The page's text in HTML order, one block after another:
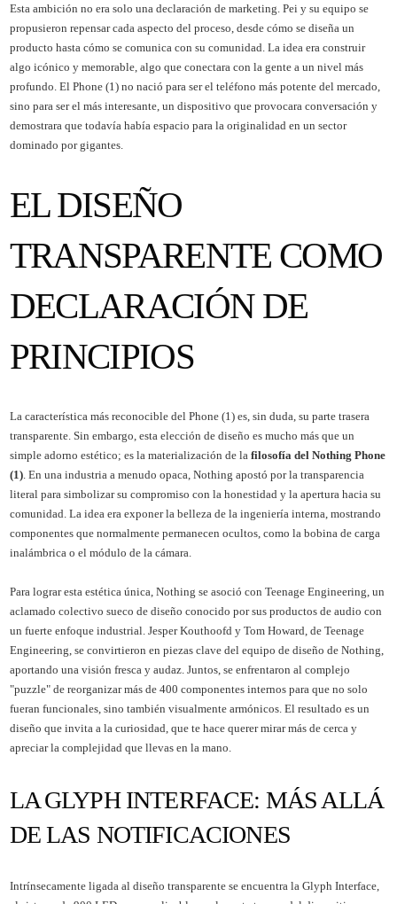
Esta ambición no era solo una declaración de marketing. Pei y su equipo se
propusieron repensar cada aspecto del proceso, desde cómo se diseña un
producto hasta cómo se comunica con su comunidad. La idea era construir
algo icónico y memorable, algo que conectara con la gente a un nivel más
profundo. El Phone (1) no nació para ser el teléfono más potente del mercado,
sino para ser el más interesante, un dispositivo que provocara conversación y
demostrara que todavía había espacio para la originalidad en un sector
dominado por gigantes.
EL DISEÑO
TRANSPARENTE COMO
DECLARACIÓN DE
PRINCIPIOS
La característica más reconocible del Phone (1) es, sin duda, su parte trasera
transparente. Sin embargo, esta elección de diseño es mucho más que un
simple adorno estético; es la materialización de la filosofía del Nothing Phone
(1). En una industria a menudo opaca, Nothing apostó por la transparencia
literal para simbolizar su compromiso con la honestidad y la apertura hacia su
comunidad. La idea era exponer la belleza de la ingeniería interna, mostrando
componentes que normalmente permanecen ocultos, como la bobina de carga
inalámbrica o el módulo de la cámara.
Para lograr esta estética única, Nothing se asoció con Teenage Engineering, un
aclamado colectivo sueco de diseño conocido por sus productos de audio con
un fuerte enfoque industrial. Jesper Kouthoofd y Tom Howard, de Teenage
Engineering, se convirtieron en piezas clave del equipo de diseño de Nothing,
aportando una visión fresca y audaz. Juntos, se enfrentaron al complejo
"puzzle" de reorganizar más de 400 componentes internos para que no solo
fueran funcionales, sino también visualmente armónicos. El resultado es un
diseño que invita a la curiosidad, que te hace querer mirar más de cerca y
apreciar la complejidad que llevas en la mano.
LA GLYPH INTERFACE: MÁS ALLÁ
DE LAS NOTIFICACIONES
Intrínsecamente ligada al diseño transparente se encuentra la Glyph Interface,